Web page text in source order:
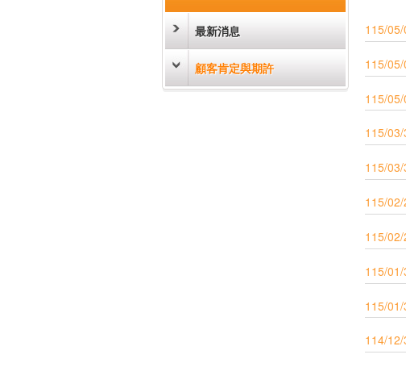
最新消息
顧客肯定與期許
115/
115/
115/
115/03/
115/03/
115/02/
115/02/
115/01/
115/01/
114/12/